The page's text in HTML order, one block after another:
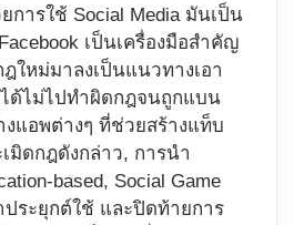
การใช้ Social Media มันเป็น
เป็นเครื่องมือสำคัญ
ใหม่มาลงเป็นแนวทางเอา
ได้ไม่ไปทำผิดกฎจนถูกแบน
แอพต่างๆ ที่ช่วยสร้างแท็บ
เมิดกฎดังกล่าว, การนำ
based, Social Game
ประยุกต์ใช้ และปิดท้ายการ